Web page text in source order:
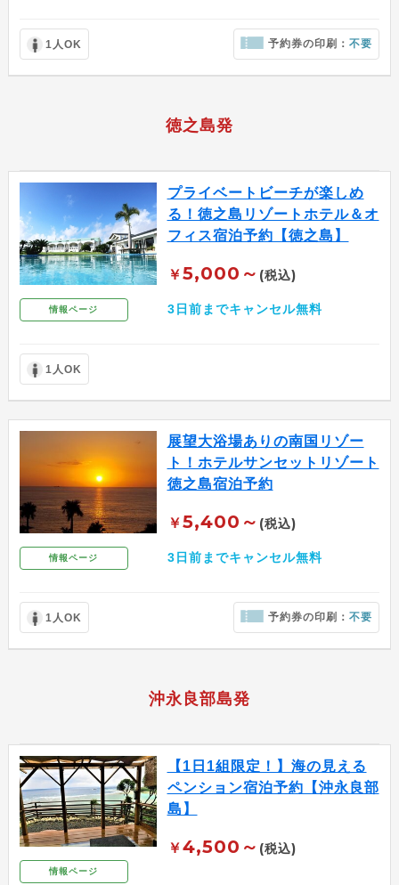
1人OK 予約券の印刷：不要
徳之島発
情報ページ
プライベートビーチが楽しめ
る！徳之島リゾートホテル＆オ
フィス宿泊予約【徳之島】
￥5,000～ (税込)
3日前までキャンセル無料
1人OK
情報ページ
展望大浴場ありの南国リゾー
ト！ホテルサンセットリゾート
徳之島宿泊予約
￥5,400～ (税込)
3日前までキャンセル無料
1人OK 予約券の印刷：不要
沖永良部島発
情報ページ
【1日1組限定！】海の見える
ペンション宿泊予約【沖永良部
島】
￥4,500～ (税込)